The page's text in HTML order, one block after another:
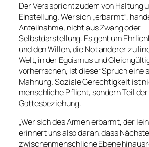
Der Vers spricht zudem von Haltung
Einstellung. Wer sich „erbarmt“,
Anteilnahme, nicht aus Zwang oder
Selbstdarstellung. Es geht um
und den Willen, die Not anderer zu
Welt, in der Egoismus und
vorherrschen, ist dieser Spruch eine
Mahnung. Soziale Gerechtigkeit ist
menschliche Pflicht, sondern Teil der
Gottesbeziehung.
„Wer sich des Armen erbarmt, der
erinnert uns also daran, dass
zwischenmenschliche Ebene